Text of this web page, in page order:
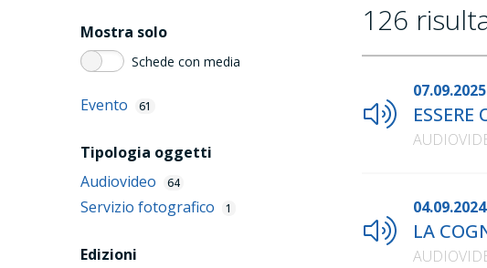
Mostra solo
Schede con media
Evento 61
Tipologia oggetti
Audiovideo
64
Servizio fotografico 1
Edizioni
126
07.09.2025
04.09.2024
LA